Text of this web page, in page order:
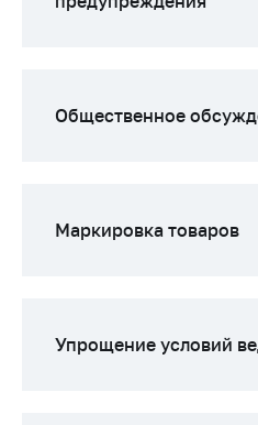
Общественное
Маркировка товаров
Упрощение условий